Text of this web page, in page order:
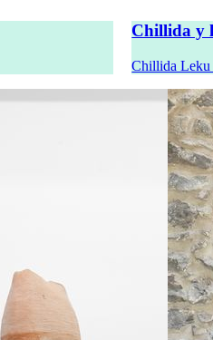
Chillida y
Chillida Leku